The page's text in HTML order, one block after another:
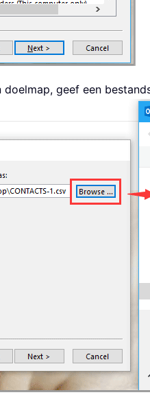
doelmap, geef een